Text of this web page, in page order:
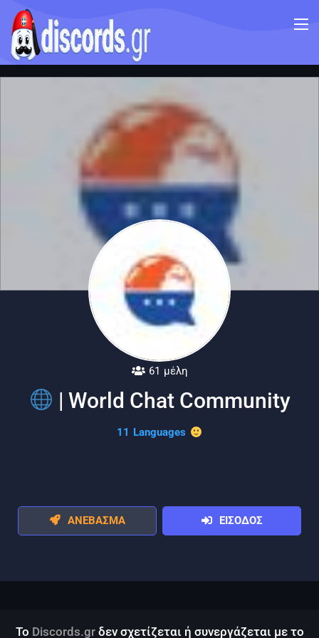
61 μέλη
| World Chat Community
11 Languages
ΑΝΕΒΑΣΜΑ ΕΙΣΟΔΟΣ
Το Discords.grδεν σχετίζεται ή συνεργάζεται με το